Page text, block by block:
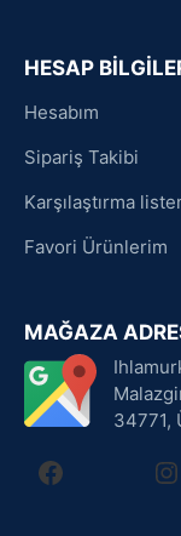
HESAP
Hesabım
Sipariş Takibi
Karşılaştırma
Favori Ürünlerim
MAĞAZA
34771,
facebook